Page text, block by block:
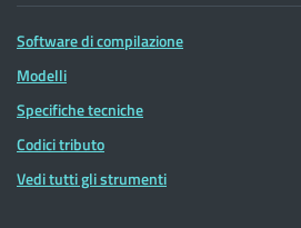
Software di compilazione
Modelli
Specifiche tecniche
Codici tributo
Vedi tutti gli strumenti